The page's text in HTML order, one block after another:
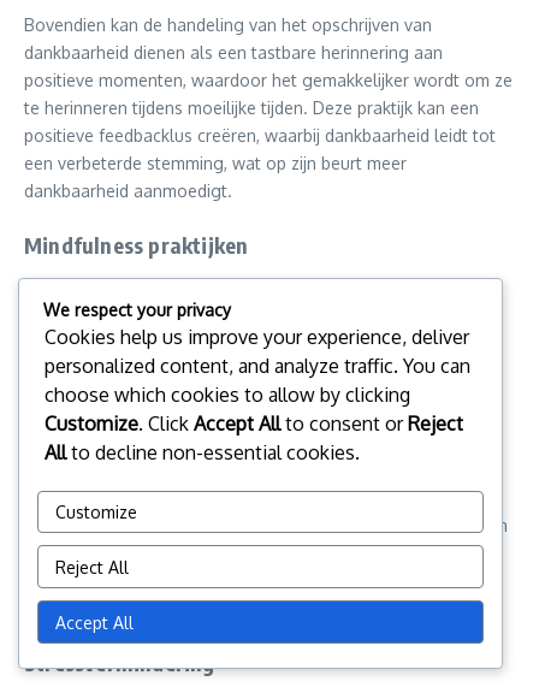
Bovendien kan de handeling van het opschrijven van
dankbaarheid dienen als een tastbare herinnering aan
positieve momenten, waardoor het gemakkelijker wordt om ze
te herinneren tijdens moeilijke tijden. Deze praktijk kan een
positieve feedbacklus creëren, waarbij dankbaarheid leidt tot
een verbeterde stemming, wat op zijn beurt meer
dankbaarheid aanmoedigt.
Mindfulness praktijken
Dankbaarheid journaling is een vorm van mindfulness praktijk
die bewustzijn van het huidige moment aanmoedigt. In
tegenstelling tot sommige mindfulness technieken die
uitgebreide training of specifieke omgevingen vereisen, is
dankbaarheid journaling eenvoudig en kan het overal worden
uitgevoerd.
Dankbaarheid integreren in andere mindfulness praktijken kan
hun effectiviteit verbeteren. Bijvoorbeeld, tijdens meditatie kan
men zich richten op gevoelens van dankbaarheid, wat de
ervaring kan verdiepen en een gevoel van vrede en
tevredenheid kan bevorderen.
Stressvermindering
We respect your privacy
Cookies help us improve your experience, deliver
personalized content, and analyze traffic. You can
choose which cookies to allow by clicking
Customize. Click Accept Allto consent orReject
Allto decline non-essential cookies.
Customize
Reject All
Accept All